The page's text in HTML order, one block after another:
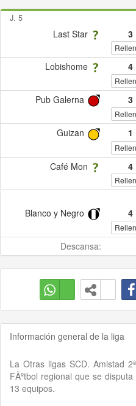
J. 5
Last Star 3
Lobishome 4
Pub Galerna 3
Guizan 1
Café Mon 4
Blanco y Negro 4
Descansa:
Información general de la liga
La Otras ligas SCD. Amistad
FÃºtbol regional que se
13 equipos.